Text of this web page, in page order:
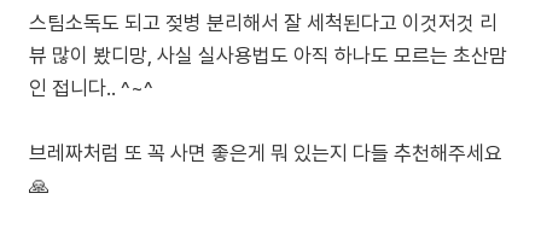
​스팀소독도 되고 젖병 분리해서 잘 세척된다고 이것저것 리
뷰 많이 봤디망, 사실 실사용법도 아직 하나도 모르는 초산맘
인 접니다.. ^~^
브레짜처럼 또 꼭 사면 좋은게 뭐 있는지 다들 추천해주세요
🙏